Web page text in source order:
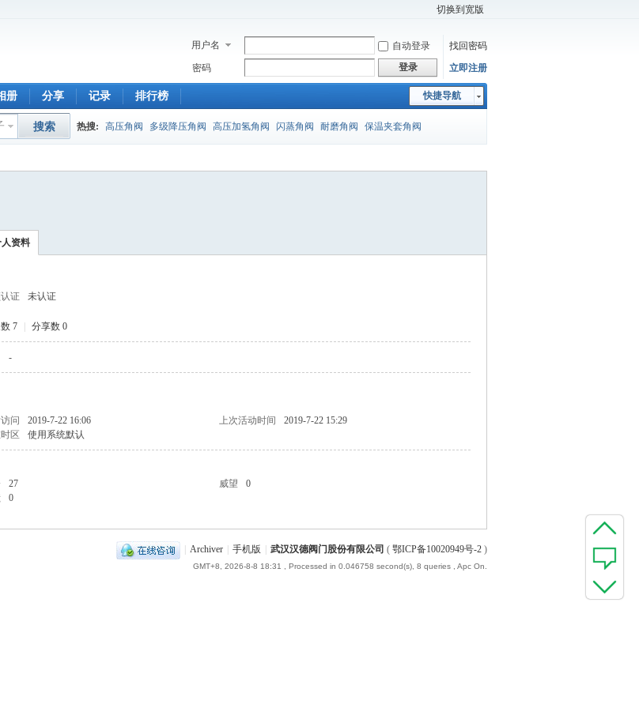
切换到宽版
用户名 自动登录
找回密码
密码
登录 立即注册
快捷导航
册 分享 记录 排行榜
搜索 热搜: 高压角阀 多级降压角阀 高压加氢角阀 闪蒸角阀 耐磨角阀 保温夹套角阀
资料
证 未认证
7 分享数 0
-
问 2019-7-22 16:06 上次活动时间
2019-7-22 15:29
区 使用系统默认
27 威望
0
0
Archiver 手机版 武汉汉德阀门股份有限公司 ( 鄂ICP备10020949号-2 )
GMT+8, 2026-8-8 18:31 , Processed in 0.046758 second(s), 8 queries , Apc On.